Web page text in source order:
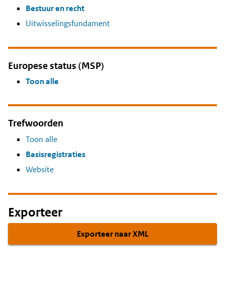
Bestuur en recht
Uitwisselingsfundament
Europese status (MSP)
Toon alle
Trefwoorden
Toon alle
Basisregistraties
Website
Exporteer
Exporteer naar XML